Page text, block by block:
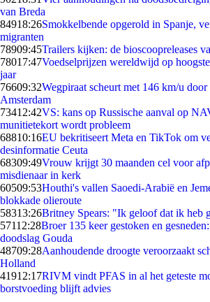
van Breda
84918:26Smokkelbende opgerold in Spanje,
migranten
78909:45Trailers kijken: de bioscoopreleases
78017:47Voedselprijzen wereldwijd op
jaar
76609:32Wegpiraat scheurt met 146 km/u door
Amsterdam
73412:42VS: kans op Russische aanval op
munitietekort wordt probleem
68810:16EU bekritiseert Meta en TikTok om
desinformatie Ceuta
68309:49Vrouw krijgt 30 maanden cel voor
misdienaar in kerk
60509:53Houthi's vallen Saoedi-Arabië en
blokkade olieroute
58313:26Britney Spears: "Ik geloof dat ik heb
57112:28Broer 135 keer gestoken en
doodslag Gouda
48709:28Aanhoudende droogte veroorzaakt
Holland
41912:17RIVM vindt PFAS in al het geteste
borstvoeding blijft advies